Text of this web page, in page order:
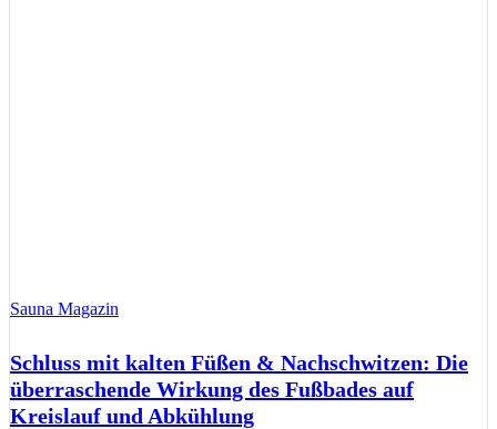
Sauna Magazin
Schluss mit kalten Füßen & Nachschwitzen: Die
überraschende Wirkung des Fußbades auf
Kreislauf und Abkühlung